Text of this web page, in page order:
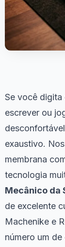
Se você digita
escrever ou
exaustivo.
membrana
tecnologia
Mecânico da
de excelente
Machenike e
número um